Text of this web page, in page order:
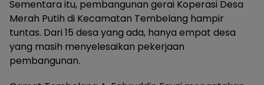
Sementara itu, pembangunan gerai Koperasi Desa
Merah Putih di Kecamatan Tembelang hampir
tuntas. Dari 15 desa yang ada, hanya empat desa
yang masih menyelesaikan pekerjaan
pembangunan.